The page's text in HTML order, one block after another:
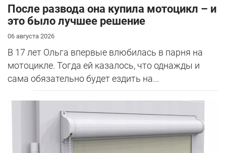
После развода она купила мотоцикл – и
это было лучшее решение
06 августа 2026
В 17 лет Ольга впервые влюбилась в парня на
мотоцикле. Тогда ей казалось, что однажды и
сама обязательно будет ездить на...